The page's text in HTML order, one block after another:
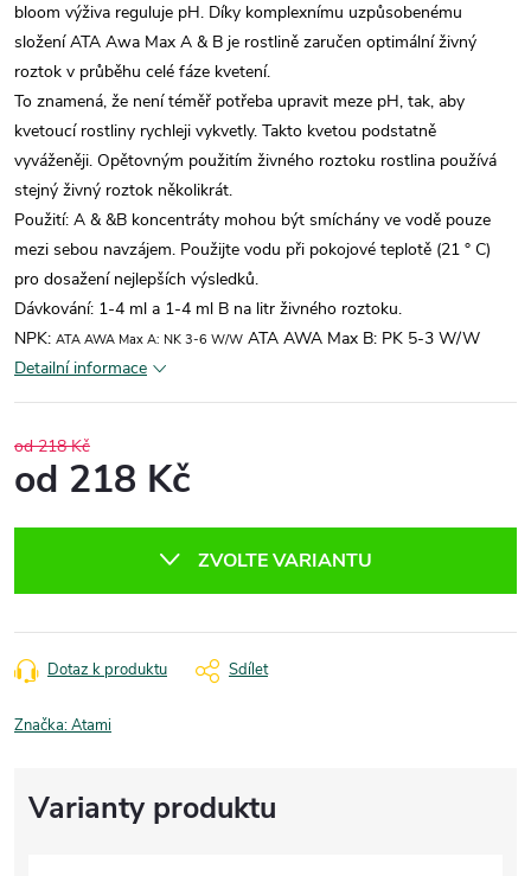
bloom výživa reguluje pH. Díky komplexnímu uzpůsobenému
složení ATA Awa Max A & B je rostlině zaručen optimální živný
roztok v průběhu celé fáze kvetení.
To znamená, že není téměř potřeba upravit meze pH, tak, aby
kvetoucí rostliny rychleji vykvetly. Takto kvetou podstatně
vyváženěji. Opětovným použitím živného roztoku rostlina používá
stejný živný roztok několikrát.
Použití: A & &B koncentráty mohou být smíchány ve vodě pouze
mezi sebou navzájem. Použijte vodu při pokojové teplotě (21 ° C)
pro dosažení nejlepších výsledků.
Dávkování: 1-4 ml a 1-4 ml B na litr živného roztoku.
NPK: ATA AWA Max A: NK 3-6 W/W ATA AWA Max B: PK 5-3 W/W
Detailní informace
od 218 Kč
od 218 Kč
ZVOLTE VARIANTU
Dotaz k produktu Sdílet
Značka:Atami